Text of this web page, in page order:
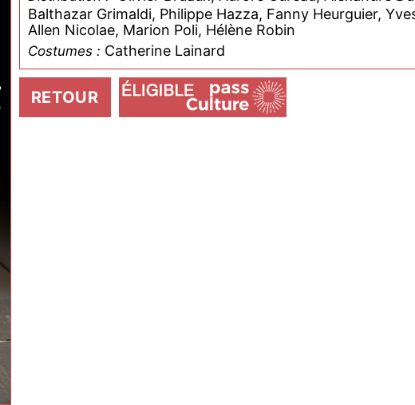
Balthazar Grimaldi, Philippe Hazza, Fanny Heurguier,
Allen Nicolae, Marion Poli, Hélène Robin
Costumes : Catherine Lainard